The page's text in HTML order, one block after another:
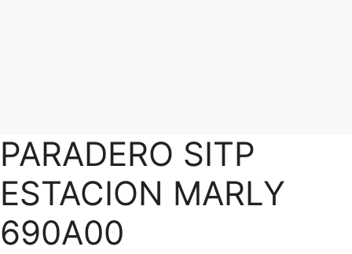
PARADERO SITP
ESTACION MARLY
690A00